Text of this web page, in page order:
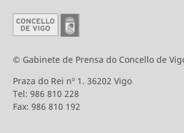
© Gabinete de Prensa do Concello de
Praza do Rei nº 1. 36202 Vigo
Tel: 986 810 228
Fax: 986 810 192